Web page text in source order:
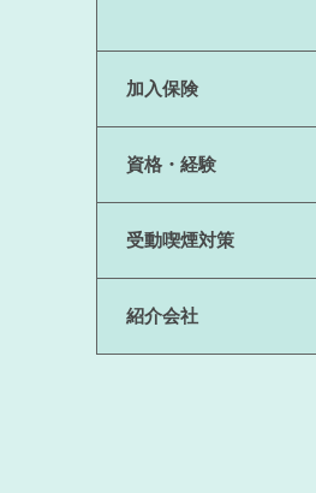
加入保険
資格・経験
受動喫煙対策
紹介会社